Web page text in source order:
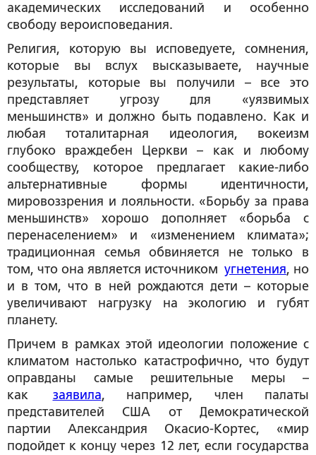
академических исследований и особенно
свободу вероисповедания.
Религия, которую вы исповедуете, сомнения,
которые вы вслух высказываете, научные
результаты, которые вы получили – все это
представляет угрозу для «уязвимых
меньшинств» и должно быть подавлено. Как и
любая тоталитарная идеология, вокеизм
глубоко враждебен Церкви – как и любому
сообществу, которое предлагает какие-либо
альтернативные формы идентичности,
мировоззрения и лояльности. «Борьбу за права
меньшинств» хорошо дополняет «борьба с
перенаселением» и «изменением климата»;
традиционная семья обвиняется не только в
том, что она является источником угнетения, но
и в том, что в ней рождаются дети – которые
увеличивают нагрузку на экологию и губят
планету.
Причем в рамках этой идеологии положение с
климатом настолько катастрофично, что будут
оправданы самые решительные меры –
как заявила, например, член палаты
представителей США от Демократической
партии Александрия Окасио-Кортес, «мир
подойдет к концу через 12 лет, если государства